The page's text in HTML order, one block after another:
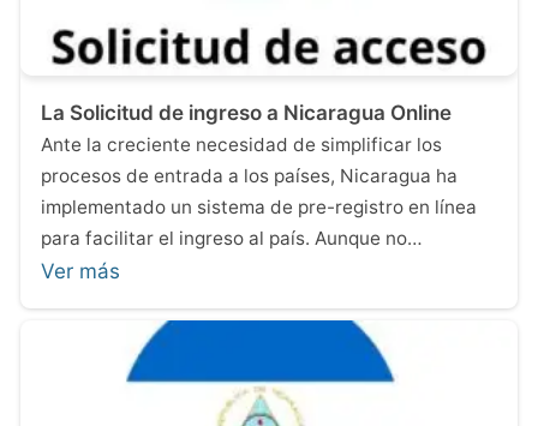
La Solicitud de ingreso a Nicaragua Online
Ante la creciente necesidad de simplificar los
procesos de entrada a los países, Nicaragua ha
implementado un sistema de pre-registro en línea
para facilitar el ingreso al país. Aunque no…
Ver más